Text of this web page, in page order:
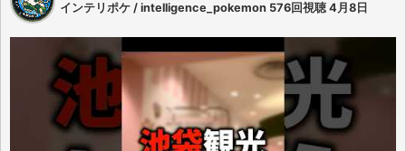
インテリポケ / intelligence_pokemon 576回視聴 4月8日